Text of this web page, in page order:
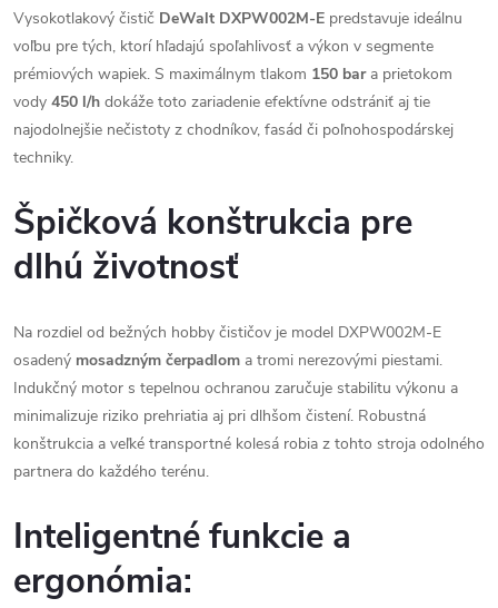
Vysokotlakový čistič DeWalt DXPW002M-E predstavuje ideálnu
voľbu pre tých, ktorí hľadajú spoľahlivosť a výkon v segmente
prémiových wapiek. S maximálnym tlakom 150 bara prietokom
vody 450 l/h dokáže toto zariadenie efektívne odstrániť aj tie
najodolnejšie nečistoty z chodníkov, fasád či poľnohospodárskej
techniky.
Špičková konštrukcia pre
dlhú životnosť
Na rozdiel od bežných hobby čističov je model DXPW002M-E
osadený mosadzným čerpadlom a tromi nerezovými piestami.
Indukčný motor s tepelnou ochranou zaručuje stabilitu výkonu a
minimalizuje riziko prehriatia aj pri dlhšom čistení. Robustná
konštrukcia a veľké transportné kolesá robia z tohto stroja odolného
partnera do každého terénu.
Inteligentné funkcie a
ergonómia: